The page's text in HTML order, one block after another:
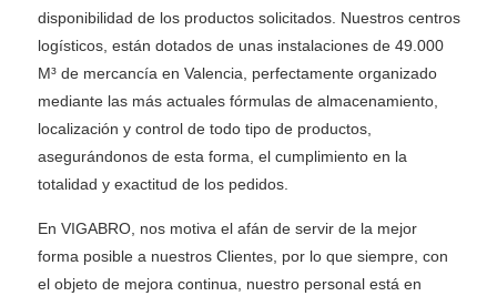
disponibilidad de los productos solicitados. Nuestros centros
logísticos, están dotados de unas instalaciones de 49.000
M³ de mercancía en Valencia, perfectamente organizado
mediante las más actuales fórmulas de almacenamiento,
localización y control de todo tipo de productos,
asegurándonos de esta forma, el cumplimiento en la
totalidad y exactitud de los pedidos.
En VIGABRO, nos motiva el afán de servir de la mejor
forma posible a nuestros Clientes, por lo que siempre, con
el objeto de mejora continua, nuestro personal está en